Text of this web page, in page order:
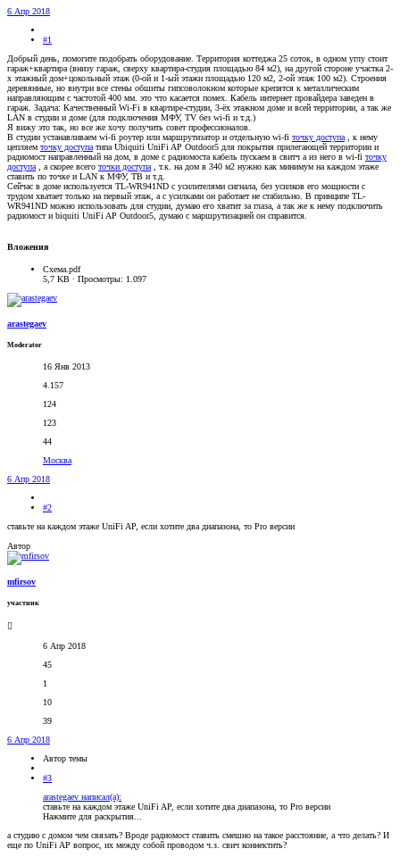
6 Апр 2018
#1
Добрый день, помогите подобрать оборудование. Территория коттеджа 25 соток, в одном углу стоит
гараж+квартира (внизу гараж, сверху квартира-студия площадью 84 м2), на другой стороне участка 2-
х этажный дом+цокольный этаж (0-ой и 1-ый этажи площадью 120 м2, 2-ой этаж 100 м2). Строения
деревянные, но внутри все стены обшиты гипсоволокном которые крепятся к металлическим
направляющим с частотой 400 мм. это что касается помех. Кабель интернет провайдера заведен в
гараж. Задача: Качественный Wi-Fi в квартире-студии, 3-ёх этажном доме и всей территории, а так же
LAN в студии и доме (для подключения МФУ, TV без wi-fi и т.д.)
Я вижу это так, но все же хочу получить совет профессионалов.
В студии устанавливаем wi-fi роутер или маршрутизатор и отдельную wi-fi точку доступа
, к нему
цепляем точку доступа типа Ubiquiti UniFi AP Outdoor5 для покрытия прилегающей территории и
радиомост направленный на дом, в доме с радиомоста кабель пускаем в свитч а из него в wi-fi точку
доступа
, а скорее всего точки доступа
, т.к. на дом в 340 м2 нужно как минимум на каждом этаже
ставить по точке и LAN к МФУ, ТВ и т.д.
Сейчас в доме используется TL-WR941ND с усилителями сигнала, без усилков его мощности с
трудом хватает только на первый этаж, а с усилками он работает не стабильно. В принципе TL-
WR941ND можно использовать для студии, думаю его хватит за глаза, а так же к нему подключить
радиомост и biquiti UniFi AP Outdoor5, думаю с маршрутизацией он справится.
Вложения
Схема.pdf
5,7 KB · Просмотры: 1.097
arastegaev
Moderator
16 Янв 2013
4.157
124
123
44
Москва
6 Апр 2018
#2
ставьте на каждом этаже UniFi AP, если хотите два диапазона, то Pro версии
Автор
mfirsov
участник
6 Апр 2018
45
1
10
39
6 Апр 2018
Автор темы
#3
arastegaev написал(а):
ставьте на каждом этаже UniFi AP, если хотите два диапазона, то Pro версии
Нажмите для раскрытия...
а студию с домом чем связать? Вроде радиомост ставить смешно на такое расстояние, а что делать? И
еще по UniFi AP вопрос, их между собой проводом ч.з. свич коннектить?